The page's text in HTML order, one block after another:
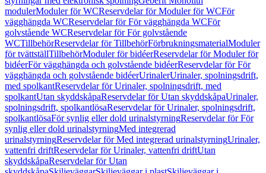
modulerModuler för WCReservdelar för Moduler för WCFör
vägghängda WCReservdelar för För vägghängda WCFör
golvstående WCReservdelar för För golvstående
WCTillbehörReservdelar för TillbehörFörbrukningsmaterialModuler
för tvättställTillbehörModuler för bidéerReservdelar för Moduler för
bidéerFör vägghängda och golvstående bidéerReservdelar för För
vägghängda och golvstående bidéerUrinalerUrinaler, spolningsdrift,
med spolkantReservdelar för Urinaler, spolningsdrift, med
spolkantUtan skyddskåpaReservdelar för Utan skyddskåpaUrinaler,
spolningsdrift, spolkantlösaReservdelar för Urinaler, spolningsdrift,
spolkantlösaFör synlig eller dold urinalstyrningReservdelar för För
synlig eller dold urinalstyrningMed integrerad
urinalstyrningReservdelar för Med integrerad urinalstyrningUrinaler,
vattenfri driftReservdelar för Urinaler, vattenfri driftUtan
skyddskåpaReservdelar för Utan